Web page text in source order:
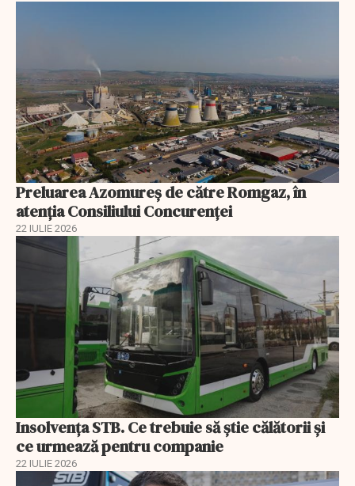
Preluarea Azomureş de către Romgaz, în
atenţia Consiliului Concurenţei
22 IULIE 2026
Insolvenţa STB. Ce trebuie să ştie călătorii şi
ce urmează pentru companie
22 IULIE 2026